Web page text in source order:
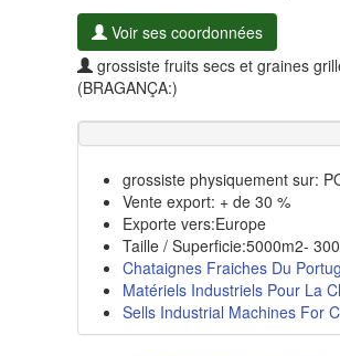
Voir ses coordonnées
grossiste fruits secs et graines
(BRAGANÇA:)
grossiste physiquement sur:
Vente export: + de 30 %
Exporte vers:Europe
Taille / Superficie:5000m2-
Chataignes Fraiches Du
Matériels Industriels Pour La
Sells Industrial Machines For